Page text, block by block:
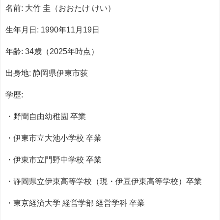
名前: 大竹 圭（おおたけ けい）
生年月日: 1990年11月19日
年齢: 34歳（2025年時点）
出身地: 静岡県伊東市荻
学歴:
・野間自由幼稚園 卒業
・伊東市立大池小学校 卒業
・伊東市立門野中学校 卒業
・静岡県立伊東高等学校（現・伊豆伊東高等学校）卒業
・東京経済大学 経営学部 経営学科 卒業